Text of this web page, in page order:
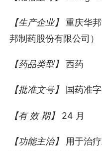
【生产企业】
重庆华
邦制药股份有限公司）
【药品类型】 西药
【批准文号】 国药准
【有 效 期】 24 月
【功能主治】
用于治